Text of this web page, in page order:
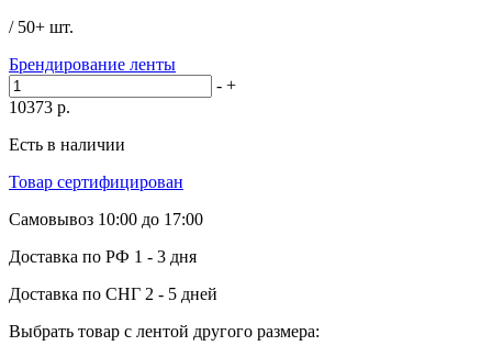
/ 50+ шт.
Брендирование ленты
- +
10373 р.
Есть в наличии
Товар сертифицирован
Самовывоз 10:00 до 17:00
Доставка по РФ 1 - 3 дня
Доставка по СНГ 2 - 5 дней
Выбрать товар с лентой другого размера: